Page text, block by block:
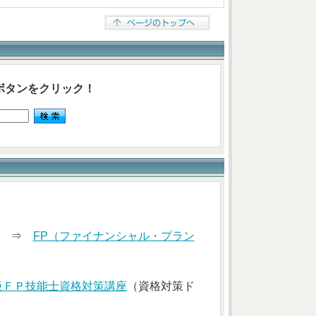
タンをクリック！
） ⇒ FP（ファイナンシャル・プラン
ＦＰ技能士資格対策講座 （資格対策ド